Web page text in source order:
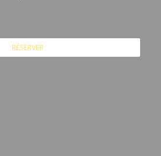
RÉSERVER
nouvelle fenêtre))
une nouvelle fenêtre))